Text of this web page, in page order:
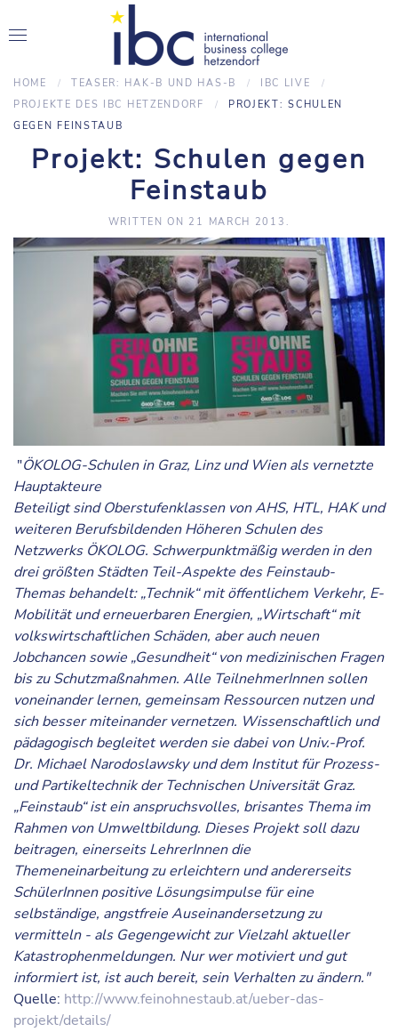
HOME TEASER: HAK-B UND HAS-B
IBC LIVE
PROJEKTE DES IBC HETZENDORF
PROJEKT: SCHULEN
GEGEN FEINSTAUB
Projekt: Schulen gegen
Feinstaub
WRITTEN ON 21 MARCH 2013 .
"ÖKOLOG-Schulen in Graz, Linz und Wien als vernetzte
Hauptakteure
Beteiligt sind Oberstufenklassen von AHS, HTL, HAK und
weiteren Berufsbildenden Höheren Schulen des
Netzwerks ÖKOLOG. Schwerpunktmäßig werden in den
drei größten Städten Teil-Aspekte des Feinstaub-
Themas behandelt: „Technik“ mit öffentlichem Verkehr, E-
Mobilität und erneuerbaren Energien, „Wirtschaft“ mit
volkswirtschaftlichen Schäden, aber auch neuen
Jobchancen sowie „Gesundheit“ von medizinischen Fragen
bis zu Schutzmaßnahmen. Alle TeilnehmerInnen sollen
voneinander lernen, gemeinsam Ressourcen nutzen und
sich besser miteinander vernetzen. Wissenschaftlich und
pädagogisch begleitet werden sie dabei von Univ.-Prof.
Dr. Michael Narodoslawsky und dem Institut für Prozess-
und Partikeltechnik der Technischen Universität Graz.
„Feinstaub“ ist ein anspruchsvolles, brisantes Thema im
Rahmen von Umweltbildung. Dieses Projekt soll dazu
beitragen, einerseits LehrerInnen die
Themeneinarbeitung zu erleichtern und andererseits
SchülerInnen positive Lösungsimpulse für eine
selbständige, angstfreie Auseinandersetzung zu
vermitteln - als Gegengewicht zur Vielzahl aktueller
Katastrophenmeldungen. Nur wer motiviert und gut
informiert ist, ist auch bereit, sein Verhalten zu ändern."
Quelle: http://www.feinohnestaub.at/ueber-das-
projekt/details/